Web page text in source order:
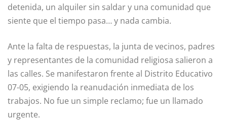
detenida, un alquiler sin saldar y una comunidad que
siente que el tiempo pasa… y nada cambia.
Ante la falta de respuestas, la junta de vecinos, padres
y representantes de la comunidad religiosa salieron a
las calles. Se manifestaron frente al Distrito Educativo
07-05, exigiendo la reanudación inmediata de los
trabajos. No fue un simple reclamo; fue un llamado
urgente.